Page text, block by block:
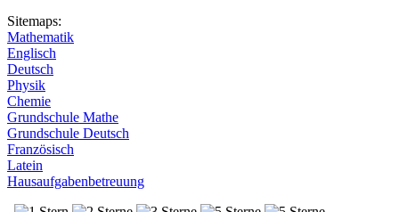
Sitemaps:
Mathematik
Englisch
Deutsch
Physik
Chemie
Grundschule Mathe
Grundschule Deutsch
Französisch
Latein
Hausaufgabenbetreuung